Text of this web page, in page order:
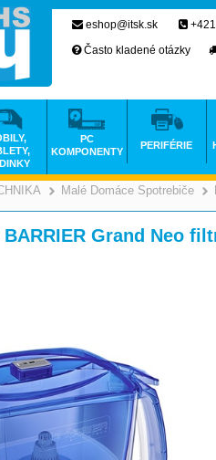
>
Malé Domáce Spotrebiče
BARRIER Grand Neo
eshop@itsk.sk
Často kladené otázky
PC
KOMPONENTY
PERIFÉRIE